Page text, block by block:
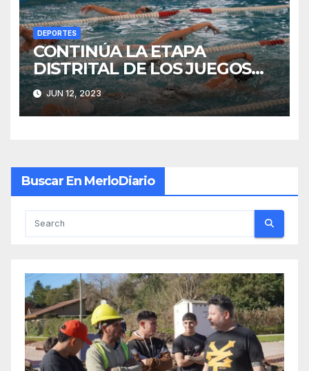
DEPORTES
CONTINÚA LA ETAPA
DISTRITAL DE LOS JUEGOS
BONAERENSES 2023
JUN 12, 2023
Buscar En MerloDiario